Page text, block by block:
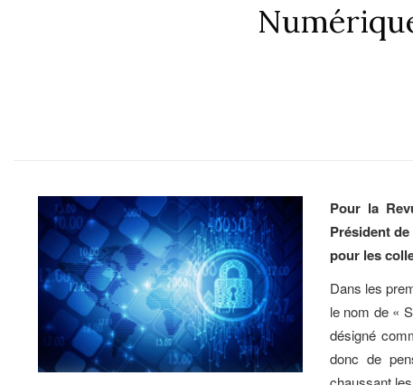
Pour la
Président
pour les
Dans les
le nom de «
désigné
donc de